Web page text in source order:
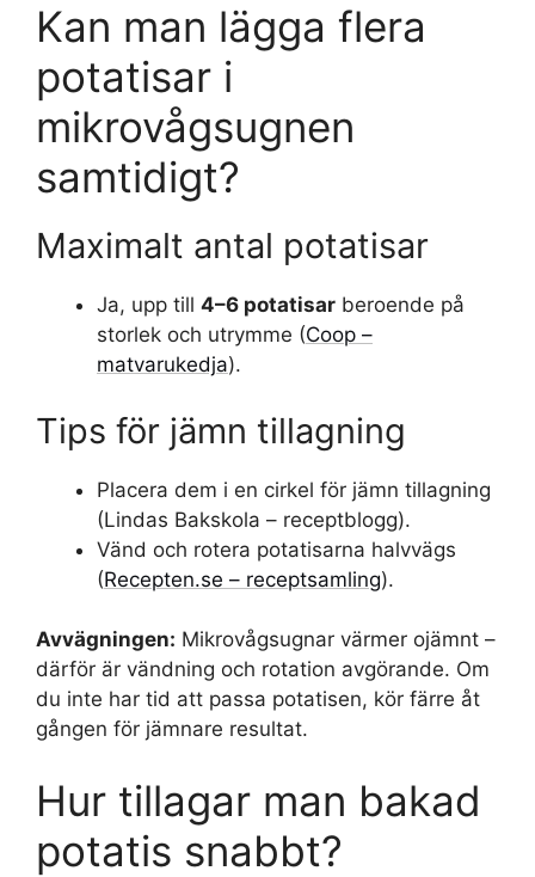
Kan man lägga flera
potatisar i
mikrovågsugnen
samtidigt?
Maximalt antal potatisar
Ja, upp till 4–6 potatisar beroende på
storlek och utrymme (Coop –
matvarukedja).
Tips för jämn tillagning
Placera dem i en cirkel för jämn tillagning
(Lindas Bakskola – receptblogg).
Vänd och rotera potatisarna halvvägs
(Recepten.se – receptsamling).
Avvägningen: Mikrovågsugnar värmer ojämnt –
därför är vändning och rotation avgörande. Om
du inte har tid att passa potatisen, kör färre åt
gången för jämnare resultat.
Hur tillagar man bakad
potatis snabbt?